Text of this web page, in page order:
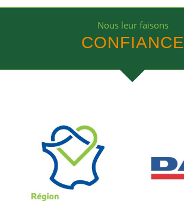
Nous leur faisons
CONFIANCE